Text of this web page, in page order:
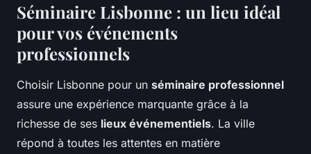
Séminaire Lisbonne : un lieu idéal
pour vos événements
professionnels
Choisir Lisbonne pour un séminaire professionnel
assure une expérience marquante grâce à la
richesse de ses lieux événementiels. La ville
répond à toutes les attentes en matière